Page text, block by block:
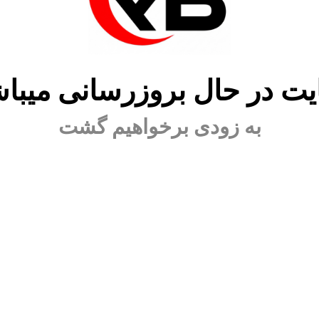
در حال بروزرسانی
به زودی برخواهیم گشت